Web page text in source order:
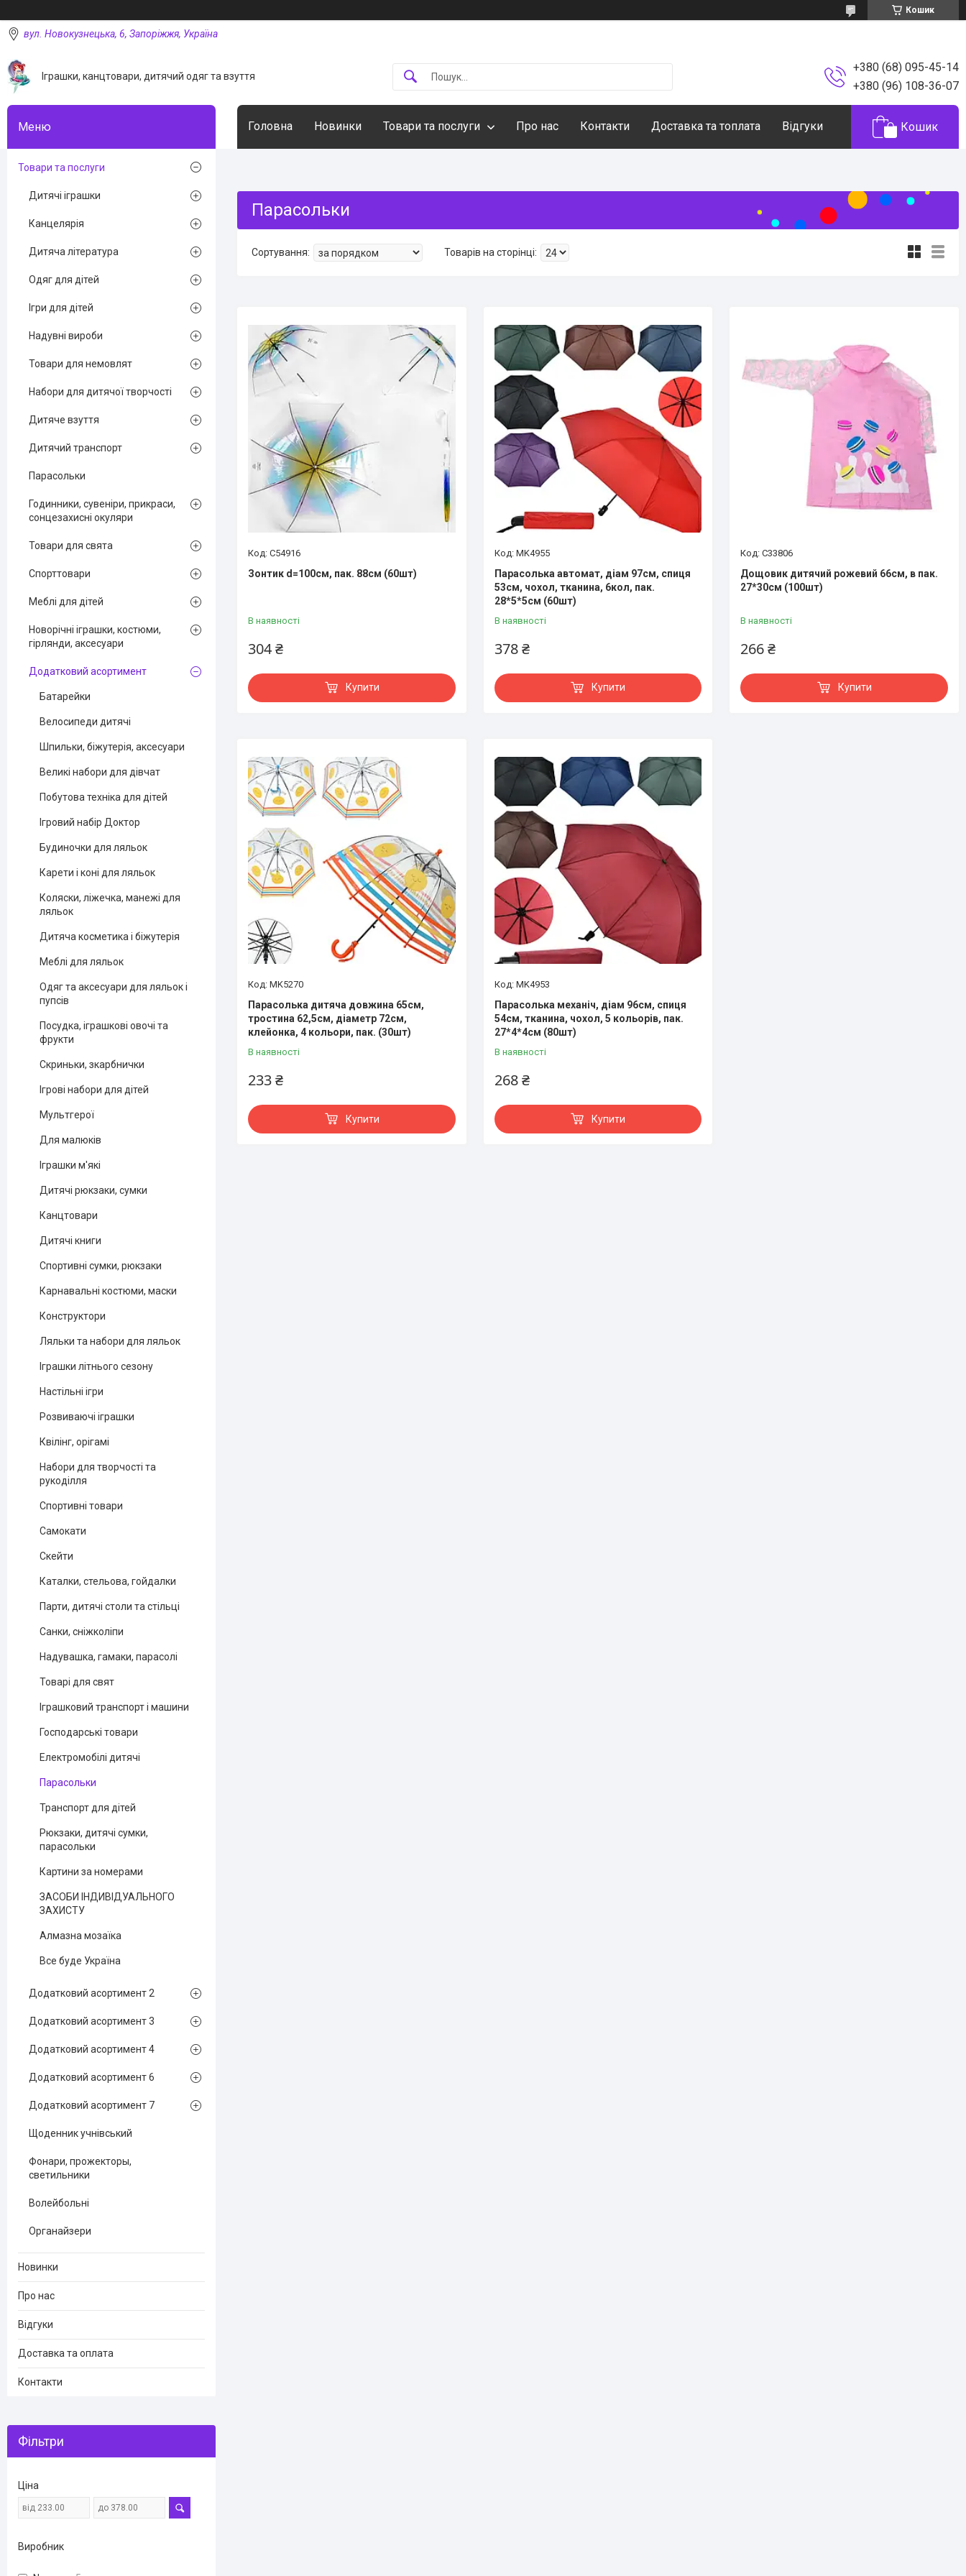
Кошик
вул. Новокузнецька, 6, Запоріжжя, Україна
Іграшки, канцтовари, дитячий одяг та взуття
+380 (68) 095-45-14
+380 (96) 108-36-07
Головна Новинки Товари та послуги Про нас Контакти Доставка та топлата Відгуки Кошик
Парасольки
C54916
Зонтик d=100см, пак. 88см (60шт)
В наявності
304 ₴
Купити
MK4955
Парасолька автомат, діам 97см, спиця
53см, чохол, тканина, 6кол, пак.
28*5*5см (60шт)
В наявності
378 ₴
Купити
C33806
Дощовик дитячий рожевий 66см, в пак.
27*30см (100шт)
В наявності
266 ₴
Купити
MK5270
Парасолька дитяча довжина 65см,
тростина 62,5см, діаметр 72см,
клейонка, 4 кольори, пак. (30шт)
В наявності
233 ₴
Купити
MK4953
Парасолька механіч, діам 96см, спиця
54см, тканина, чохол, 5 кольорів, пак.
27*4*4см (80шт)
В наявності
268 ₴
Купити
Товари та послуги
Дитячі іграшки
Канцелярія
Дитяча література
Одяг для дітей
Ігри для дітей
Надувні вироби
Товари для немовлят
Набори для дитячої творчості
Дитяче взуття
Дитячий транспорт
Парасольки
Годинники, сувеніри, прикраси,
сонцезахисні окуляри
Товари для свята
Спорттовари
Меблі для дітей
Новорічні іграшки, костюми,
гірлянди, аксесуари
Додатковий асортимент
Батарейки
Велосипеди дитячі
Шпильки, біжутерія, аксесуари
Великі набори для дівчат
Побутова техніка для дітей
Ігровий набір Доктор
Будиночки для ляльок
Карети і коні для ляльок
Коляски, ліжечка, манежі для
ляльок
Дитяча косметика і біжутерія
Меблі для ляльок
Одяг та аксесуари для ляльок і
пупсів
Посудка, іграшкові овочі та
фрукти
Скриньки, зкарбнички
Ігрові набори для дітей
Мультгерої
Для малюків
Іграшки м'які
Дитячі рюкзаки, сумки
Канцтовари
Дитячі книги
Спортивні сумки, рюкзаки
Карнавальні костюми, маски
Конструктори
Ляльки та набори для ляльок
Іграшки літнього сезону
Настільні ігри
Розвиваючі іграшки
Квілінг, орігамі
Набори для творчості та
рукоділля
Спортивні товари
Самокати
Скейти
Каталки, стельова, гойдалки
Парти, дитячі столи та стільці
Санки, сніжколіпи
Надувашка, гамаки, парасолі
Товарі для свят
Іграшковий транспорт і машини
Господарські товари
Електромобілі дитячі
Парасольки
Транспорт для дітей
Рюкзаки, дитячі сумки,
парасольки
Картини за номерами
ЗАСОБИ ІНДИВІДУАЛЬНОГО
ЗАХИСТУ
Алмазна мозаїка
Все буде Україна
Додатковий асортимент 2
Додатковий асортимент 3
Додатковий асортимент 4
Додатковий асортимент 6
Додатковий асортимент 7
Щоденник учнівський
Фонари, прожекторы,
светильники
Волейбольні
Органайзери
Новинки
Про нас
Відгуки
Доставка та оплата
Контакти
Фільтри
Ціна
Виробник